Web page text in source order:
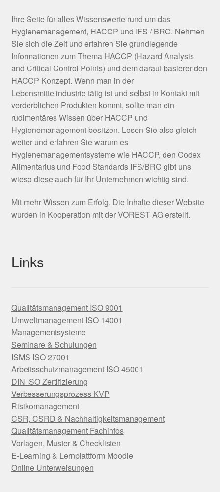
Ihre Seite für alles Wissenswerte rund um das
Hygienemanagement, HACCP und IFS / BRC. Nehmen
Sie sich die Zeit und erfahren Sie grundlegende
Informationen zum Thema HACCP (Hazard Analysis
and Critical Control Points) und dem darauf basierenden
HACCP Konzept. Wenn man in der
Lebensmittelindustrie tätig ist und selbst in Kontakt mit
verderblichen Produkten kommt, sollte man ein
rudimentäres Wissen über HACCP und
Hygienemanagement besitzen. Lesen Sie also gleich
weiter und erfahren Sie warum es
Hygienemanagementsysteme wie HACCP, den Codex
Alimentarius und Food Standards IFS/BRC gibt uns
wieso diese auch für Ihr Unternehmen wichtig sind.
Mit mehr Wissen zum Erfolg. Die Inhalte dieser Website
wurden in Kooperation mit der VOREST AG erstellt.
Links
Qualitätsmanagement ISO 9001
Umweltmanagement ISO 14001
Managementsysteme
Seminare & Schulungen
ISMS ISO 27001
Arbeitsschutzmanagement ISO 45001
DIN ISO Zertifizierung
Verbesserungsprozess KVP
Risikomanagement
CSR, CSRD & Nachhaltigkeitsmanagement
Qualitätsmanagement Fachinfos
Vorlagen, Muster & Checklisten
E-Learning & Lernplattform Moodle
Online Unterweisungen